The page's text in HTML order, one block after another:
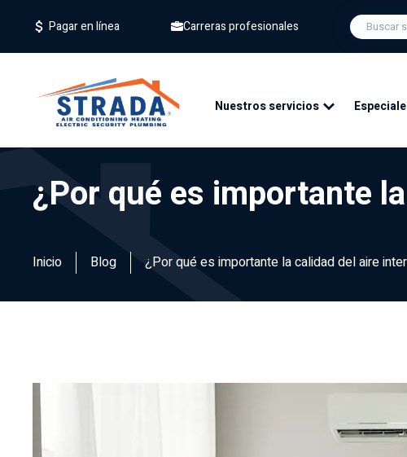
Pagar en línea Carreras profesionales
Nuestros servicios
¿Por qué es importante
Inicio Blog ¿Por qué es importante la calidad del aire